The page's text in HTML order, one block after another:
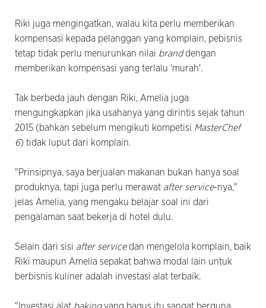
Riki juga mengingatkan, walau kita perlu memberikan
kompensasi kepada pelanggan yang komplain, pebisnis
tetap tidak perlu menurunkan nilai branddengan
memberikan kompensasi yang terlalu 'murah'.
Tak berbeda jauh dengan Riki, Amelia juga
mengungkapkan jika usahanya yang dirintis sejak tahun
2015 (bahkan sebelum mengikuti kompetisi MasterChef
6) tidak luput dari komplain.
"Prinsipnya, saya berjualan makanan bukan hanya soal
produknya, tapi juga perlu merawat after service-nya,"
jelas Amelia, yang mengaku belajar soal ini dari
pengalaman saat bekerja di hotel dulu.
Selain dari sisi after servicedan mengelola komplain, baik
Riki maupun Amelia sepakat bahwa modal lain untuk
berbisnis kuliner adalah investasi alat terbaik.